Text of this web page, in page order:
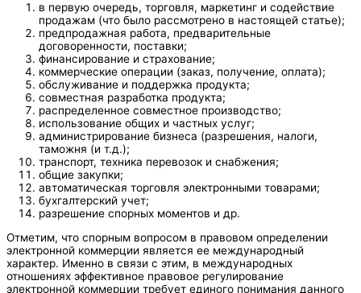
в первую очередь, торговля, маркетинг и содействие
продажам (что было рассмотрено в настоящей статье);
предпродажная работа, предварительные
договоренности, поставки;
финансирование и страхование;
коммерческие операции (заказ, получение, оплата);
обслуживание и поддержка продукта;
совместная разработка продукта;
распределенное совместное производство;
использование общих и частных услуг;
администрирование бизнеса (разрешения, налоги,
таможня (и т.д.);
транспорт, техника перевозок и снабжения;
общие закупки;
автоматическая торговля электронными товарами;
бухгалтерский учет;
разрешение спорных моментов и др.
Отметим, что спорным вопросом в правовом определении
электронной коммерции является ее международный
характер. Именно в связи с этим, в международных
отношениях эффективное правовое регулирование
электронной коммерции требует единого понимания данного